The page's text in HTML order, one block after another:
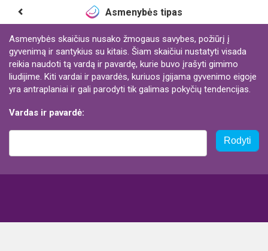
Asmenybės tipas
Asmenybės skaičius nusako žmogaus savybes, požiūrį į
gyvenimą ir santykius su kitais. Šiam skaičiui nustatyti visada
reikia naudoti tą vardą ir pavardę, kurie buvo įrašyti gimimo
liudijime. Kiti vardai ir pavardės, kuriuos įgijama gyvenimo eigoje
yra antraplaniai ir gali parodyti tik galimas pokyčių tendencijas.
Vardas ir pavardė:
Rodyti